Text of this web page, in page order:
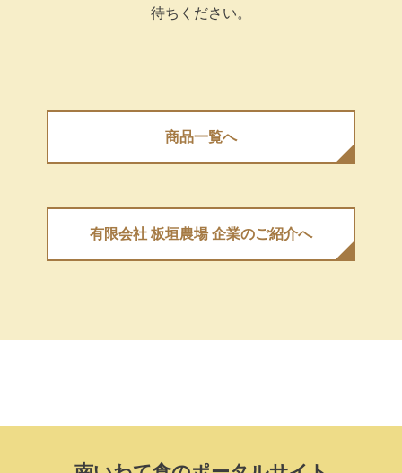
待ちください。
商品⼀覧へ
有限会社 板垣農場 企業のご紹介へ